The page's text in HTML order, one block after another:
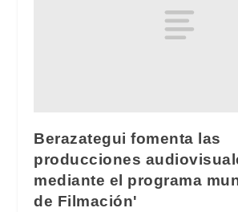
Berazategui fomenta las
producciones
mediante el programa
de Filmación'